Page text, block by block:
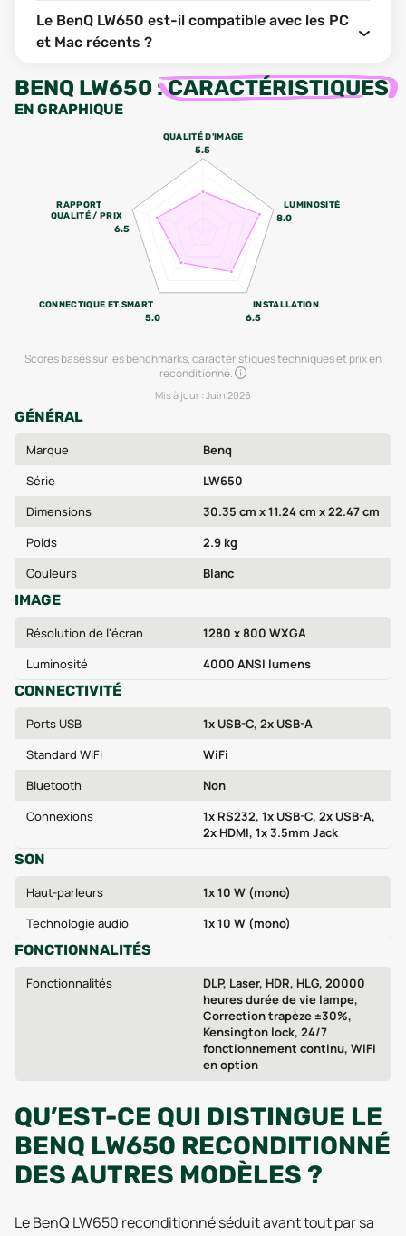
Le BenQ LW650 est-il compatible avec les PC
et Mac récents ?
BENQ LW650 :CARACTÉRISTIQUES
EN GRAPHIQUE
QUALITÉ D'IMAGE
5.5
LUMINOSITÉ
8.0
INSTALLATION
6.5
CONNECTIQUE ET SMART
5.0
RAPPORT
QUALITÉ / PRIX
6.5
Scores basés sur les benchmarks, caractéristiques techniques et prix en
reconditionné.
Mis à jour : Juin 2026
GÉNÉRAL
Marque
Benq
Série
LW650
Dimensions
30.35 cm x 11.24 cm x 22.47 cm
Poids
2.9 kg
Couleurs
Blanc
IMAGE
Résolution de l'écran
1280 x 800 WXGA
Luminosité
4000 ANSI lumens
CONNECTIVITÉ
Ports USB
1x USB-C, 2x USB-A
Standard WiFi
WiFi
Bluetooth
Non
Connexions
1x RS232, 1x USB-C, 2x USB-A,
2x HDMI, 1x 3.5mm Jack
SON
Haut-parleurs
1x 10 W (mono)
Technologie audio
1x 10 W (mono)
FONCTIONNALITÉS
Fonctionnalités
DLP, Laser, HDR, HLG, 20000
heures durée de vie lampe,
Correction trapèze ±30%,
Kensington lock, 24/7
fonctionnement continu, WiFi
en option
QU’EST-CE QUI DISTINGUE LE
BENQ LW650 RECONDITIONNÉ
DES AUTRES MODÈLES ?
Le BenQ LW650 reconditionné séduit avant tout par sa